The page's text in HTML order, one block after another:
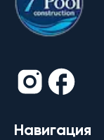
Навигация